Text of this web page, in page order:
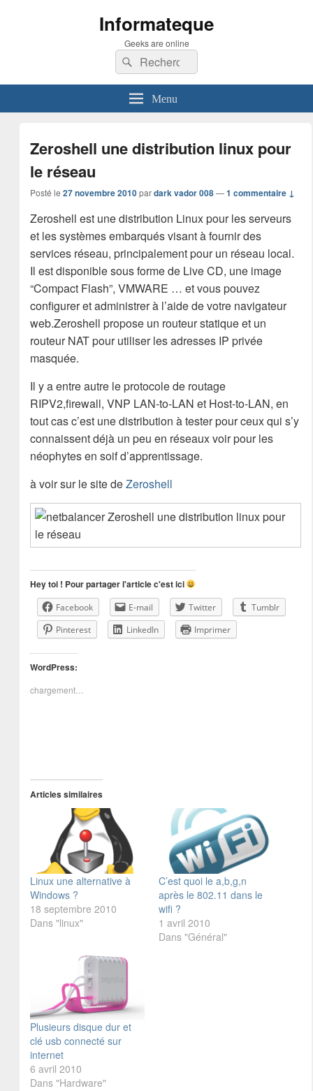
Informateque
Geeks are online
Recherche :
Rechercher
Menu
Zeroshell une distribution linux pour
le réseau
Posté le 27 novembre 2010 pardark vador 008 —1 commentaire ↓
Zeroshell est une distribution Linux pour les serveurs
et les systèmes embarqués visant à fournir des
services réseau, principalement pour un réseau local.
Il est disponible sous forme de Live CD, une image
“Compact Flash”, VMWARE … et vous pouvez
configurer et administrer à l’aide de votre navigateur
web.Zeroshell propose un routeur statique et un
routeur NAT pour utiliser les adresses IP privée
masquée.
Il y a entre autre le protocole de routage
RIPV2,firewall, VNP LAN-to-LAN et Host-to-LAN, en
tout cas c’est une distribution à tester pour ceux qui s’y
connaissent déjà un peu en réseaux voir pour les
néophytes en soif d’apprentissage.
à voir sur le site deZeroshell
Hey toi ! Pour partager l'article c'est ici
Facebook E-mail Twitter
Tumblr
Pinterest
LinkedIn Imprimer
WordPress:
chargement…
Articles similaires
Linux une alternative à
Windows ?
18 septembre 2010
Dans "linux"
C’est quoi le a,b,g,n
après le 802.11 dans le
wifi ?
1 avril 2010
Dans "Général"
Plusieurs disque dur et
clé usb connecté sur
internet
6 avril 2010
Dans "Hardware"